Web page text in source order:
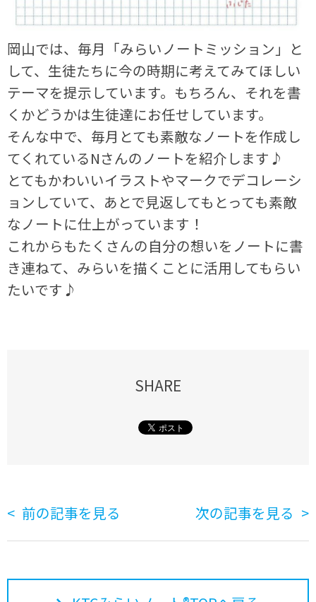
岡山では、毎月「みらいノートミッション」と
して、生徒たちに今の時期に考えてみてほしい
テーマを提示しています。もちろん、それを書
くかどうかは生徒達にお任せしています。
そんな中で、毎月とても素敵なノートを作成し
てくれているNさんのノートを紹介します♪
とてもかわいいイラストやマークでデコレーシ
ョンしていて、あとで見返してもとっても素敵
なノートに仕上がっています！
これからもたくさんの自分の想いをノートに書
き連ねて、みらいを描くことに活用してもらい
たいです♪
SHARE
前の記事を見る 次の記事を見る